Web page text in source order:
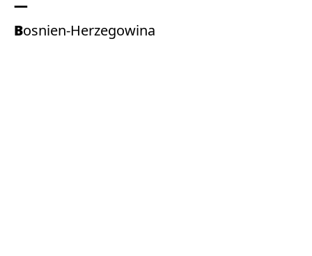
Bosnien-Herzegowina